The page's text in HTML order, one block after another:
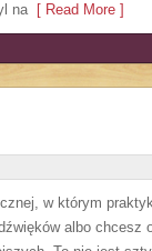
na[ Read More ]
w którym
albo chcesz